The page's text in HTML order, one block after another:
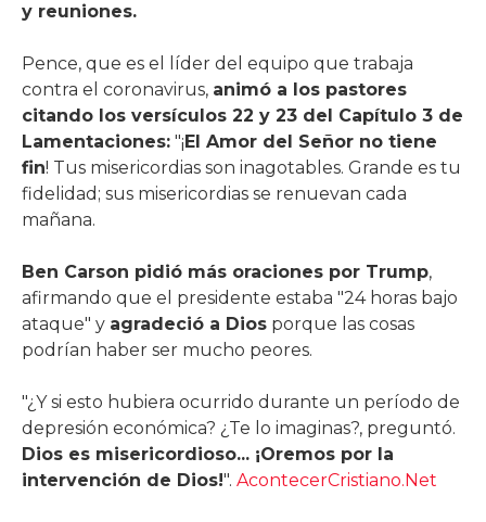
y reuniones.
Pence, que es el líder del equipo que trabaja
contra el coronavirus, animó a los pastores
citando los versículos 22 y 23 del Capítulo 3 de
Lamentaciones: "¡ El Amor del Señor no tiene
fin! Tus misericordias son inagotables. Grande es tu
fidelidad; sus misericordias se renuevan cada
mañana.
Ben Carson pidió más oraciones por Trump,
afirmando que el presidente estaba "24 horas bajo
ataque" y agradeció a Dios porque las cosas
podrían haber ser mucho peores.
"¿Y si esto hubiera ocurrido durante un período de
depresión económica? ¿Te lo imaginas?, preguntó.
Dios es misericordioso... ¡Oremos por la
intervención de Dios!". AcontecerCristiano.Net